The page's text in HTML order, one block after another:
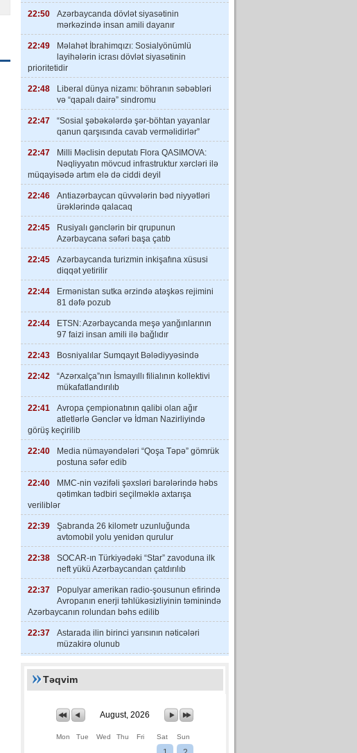
22:50
Azərbaycanda dövlət siyasətinin
mərkəzində insan amili dayanır
22:49
Məlahət İbrahimqızı: Sosialyönümlü
layihələrin icrası dövlət siyasətinin
prioritetidir
22:48
Liberal dünya nizamı: böhranın səbəbləri
və “qapalı dairə” sindromu
22:47
“Sosial şəbəkələrdə şər-böhtan yayanlar
qanun qarşısında cavab verməlidirlər”
22:47
Milli Məclisin deputatı Flora QASIMOVA:
Nəqliyyatın mövcud infrastruktur xərcləri ilə
müqayisədə artım elə də ciddi deyil
22:46
Antiazərbaycan qüvvələrin bəd niyyətləri
ürəklərində qalacaq
22:45
Rusiyalı gənclərin bir qrupunun
Azərbaycana səfəri başa çatıb
22:45
Azərbaycanda turizmin inkişafına xüsusi
diqqət yetirilir
22:44
Ermənistan sutka ərzində atəşkəs rejimini
81 dəfə pozub
22:44
ETSN: Azərbaycanda meşə yanğınlarının
97 faizi insan amili ilə bağlıdır
22:43 Bosniyalılar Sumqayıt Bələdiyyəsində
22:42
“Azərxalça”nın İsmayıllı filialının kollektivi
mükafatlandırılıb
22:41
Avropa çempionatının qalibi olan ağır
atletlərlə Gənclər və İdman Nazirliyində
görüş keçirilib
22:40
Media nümayəndələri “Qoşa Təpə” gömrük
postuna səfər edib
22:40
MMC-nin vəzifəli şəxsləri barələrində həbs
qətimkan tədbiri seçilməklə axtarışa
veriliblər
22:39
Şabranda 26 kilometr uzunluğunda
avtomobil yolu yenidən qurulur
22:38
SOCAR-ın Türkiyədəki “Star” zavoduna ilk
neft yükü Azərbaycandan çatdırılıb
22:37
Populyar amerikan radio-şousunun efirində
Avropanın enerji təhlükəsizliyinin təminində
Azərbaycanın rolundan bəhs edilib
22:37
Astarada ilin birinci yarısının nəticələri
müzakirə olunub
Təqvim
August, 2026
Mon Tue Wed Thu Fri Sat Sun